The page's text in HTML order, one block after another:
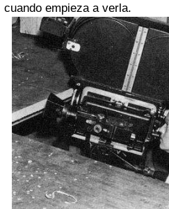
cuando empieza a verla.